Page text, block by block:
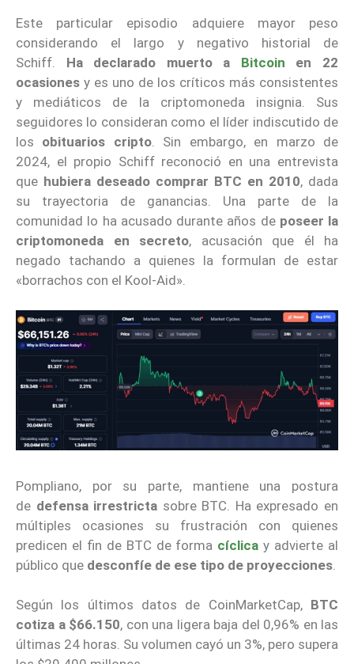
Este particular episodio adquiere mayor peso
considerando el largo y negativo historial de
Schiff. Ha declarado muerto a Bitcoin en 22
ocasiones y es uno de los críticos más consistentes
y mediáticos de la criptomoneda insignia. Sus
seguidores lo consideran como el líder indiscutido de
los obituarios cripto. Sin embargo, en marzo de
2024, el propio Schiff reconoció en una entrevista
que hubiera deseado comprar BTC en 2010, dada
su trayectoria de ganancias. Una parte de la
comunidad lo ha acusado durante años de poseer la
criptomoneda en secreto, acusación que él ha
negado tachando a quienes la formulan de estar
«borrachos con el Kool-Aid».
Pompliano, por su parte, mantiene una postura
de defensa irrestricta sobre BTC. Ha expresado en
múltiples ocasiones su frustración con quienes
predicen el fin de BTC de forma cíclica y advierte al
público que desconfíe de ese tipo de proyecciones
Según los últimos datos de CoinMarketCap, BTC
cotiza a $66.150, con una ligera baja del 0,96% en las
últimas 24 horas. Su volumen cayó un 3%, pero supera